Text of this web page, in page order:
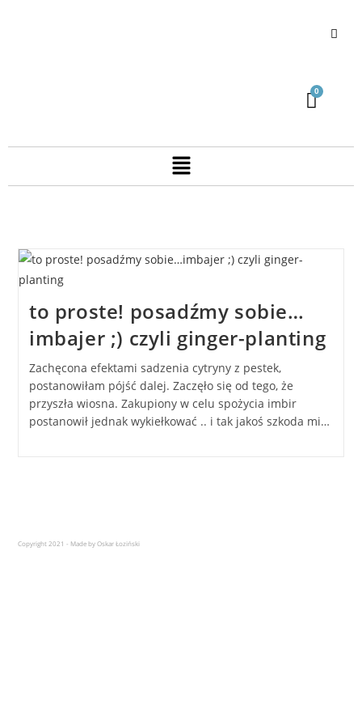
to proste! posadźmy sobie…
imbajer ;) czyli ginger-planting
Zachęcona efektami sadzenia cytryny z pestek,
postanowiłam pójść dalej. Zaczęło się od tego, że
przyszła wiosna. Zakupiony w celu spożycia imbir
postanowił jednak wykiełkować .. i tak jakoś szkoda mi…
Copyright 2021 - Made by Oskar Łoziński